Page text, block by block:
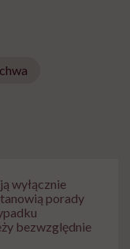
wyłącznie
porady
bezwzględnie